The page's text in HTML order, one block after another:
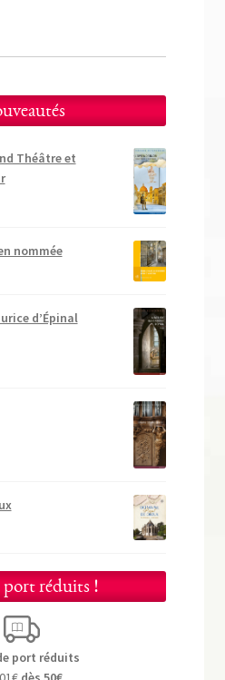
Théâtre et
nommée
d’Épinal
port réduits !
port réduits